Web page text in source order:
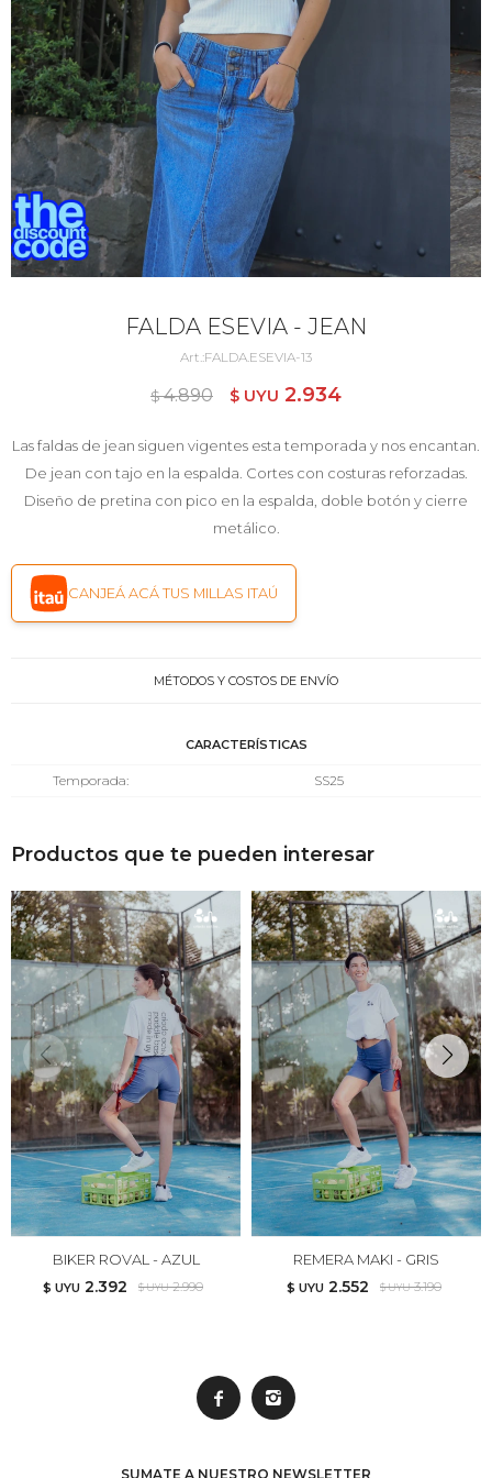
FALDA ESEVIA - JEAN
FALDA.ESEVIA-13
$ UYU
4.890 $ UYU 2.934
Las faldas de jean siguen vigentes esta temporada y nos encantan.
De jean con tajo en la espalda. Cortes con costuras reforzadas.
Diseño de pretina con pico en la espalda, doble botón y cierre
metálico.
CANJEÁ ACÁ TUS MILLAS ITAÚ
MÉTODOS Y COSTOS DE ENVÍO
CARACTERÍSTICAS
Temporada SS25
Productos que te pueden interesar
BIKER ROVAL - AZUL
$ UYU 2.392 $ UYU 2.990
REMERA MAKI - GRIS
$ UYU 2.552 $ UYU 3.190
 
SUMATE A NUESTRO NEWSLETTER